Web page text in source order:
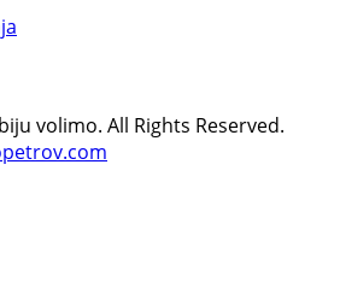
volimo. All Rights Reserved.